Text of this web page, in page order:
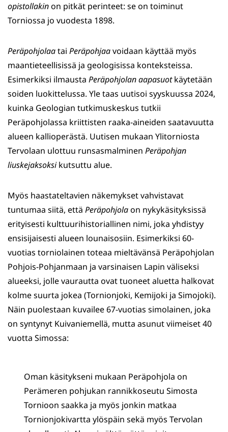
opistollakinon pitkät perinteet: se on toiminut
Torniossa jo vuodesta 1898.
Peräpohjolaatai Peräpohjaavoidaan käyttää myös
maantieteellisissä ja geologisissa konteksteissa.
Esimerkiksi ilmausta Peräpohjolan aapasuotkäytetään
soiden luokittelussa. Yle taas uutisoi syyskuussa 2024,
kuinka Geologian tutkimuskeskus tutkii
Peräpohjolassa kriittisten raaka-aineiden saatavuutta
alueen kallioperästä. Uutisen mukaan Ylitorniosta
Tervolaan ulottuu runsasmalminen Peräpohjan
liuskejaksoksikutsuttu alue.
Myös haastateltavien näkemykset vahvistavat
tuntumaa siitä, että Peräpohjolaon nykykäsityksissä
erityisesti kulttuurihistoriallinen nimi, joka yhdistyy
ensisijaisesti alueen lounaisosiin. Esimerkiksi 60-
vuotias torniolainen toteaa mieltävänsä Peräpohjolan
Pohjois-Pohjanmaan ja varsinaisen Lapin väliseksi
alueeksi, jolle vaurautta ovat tuoneet aluetta halkovat
kolme suurta jokea (Tornionjoki, Kemijoki ja Simojoki).
Näin puolestaan kuvailee 67-vuotias simolainen, joka
on syntynyt Kuivaniemellä, mutta asunut viimeiset 40
vuotta Simossa:
Oman käsitykseni mukaan Peräpohjola on
Perämeren pohjukan rannikkoseutu Simosta
Tornioon saakka ja myös jonkin matkaa
Tornionjokivartta ylöspäin sekä myös Tervolan